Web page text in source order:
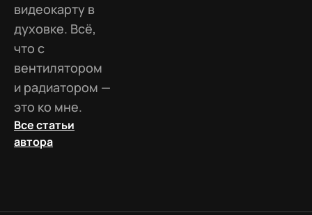
видеокарту в
духовке. Всё,
что с
вентилятором
и радиатором —
это ко мне.
Все статьи
автора